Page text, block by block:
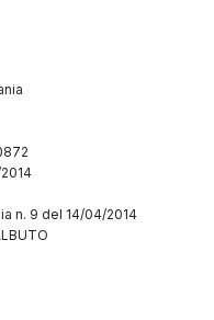
n. 9 del 14/04/2014